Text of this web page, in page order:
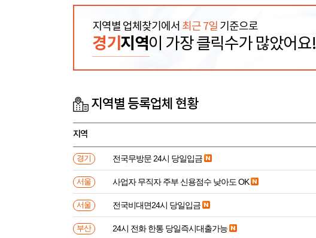
지역별 업체찾기에서 최근 7일 기준으로
경기 지역이 가장 클릭수가 많았어요!
지역별 등록업체 현황
지역
경기 전국무방문 24시 당일입금
서울 사업자 무직자 주부 신용점수 낮아도 OK
서울 전국비대면24시 당일입금
부산 24시 전화 한통 당일즉시대출가능